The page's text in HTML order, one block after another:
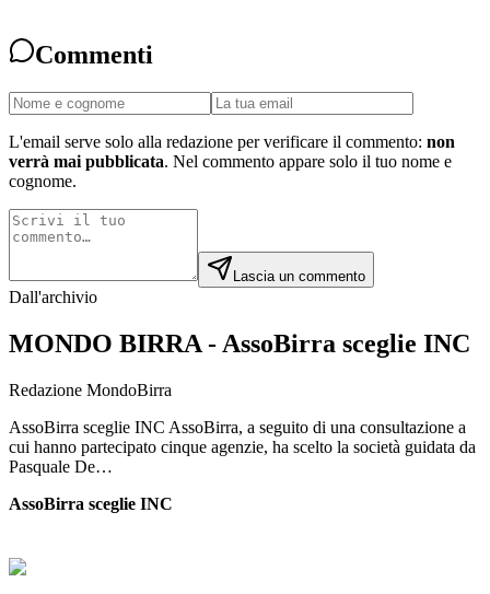
Commenti
L'email serve solo alla redazione per verificare il commento: non
verrà mai pubblicata. Nel commento appare solo il tuo nome e
cognome.
Lascia un commento
Dall'archivio
MONDO BIRRA - AssoBirra sceglie INC
Redazione MondoBirra
AssoBirra sceglie INC AssoBirra, a seguito di una consultazione a
cui hanno partecipato cinque agenzie, ha scelto la società guidata da
Pasquale De…
AssoBirra sceglie INC